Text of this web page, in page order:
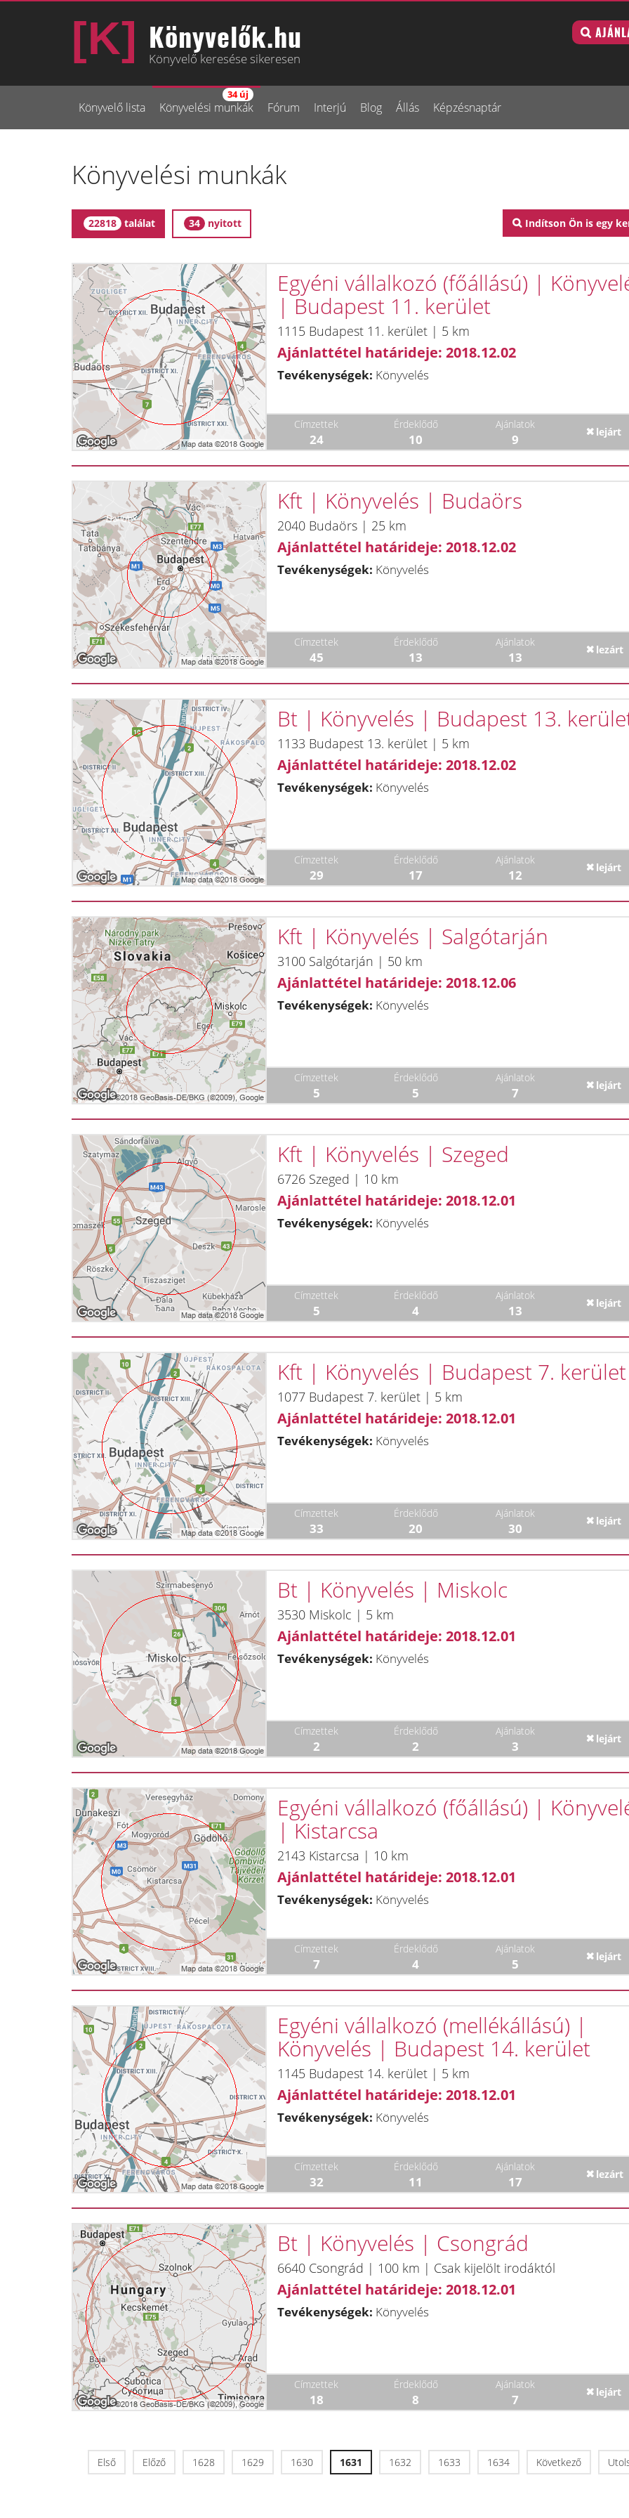
Könyvelők.hu
Könyvelő keresése sikeresen
Könyvelő lista Könyvelési munkák
34 új
Fórum Interjú Blog Állás Képzésnaptár
Könyvelési munkák
22818 találat 34 nyitott Indítson Ön is egy
Egyéni vállalkozó (főállású) |
| Budapest 11. kerület
1115 Budapest 11. kerület | 5 km
Ajánlattétel határideje: 2018.12.02
Tevékenységek: Könyvelés
Címzettek
24
Érdeklődő
10
Ajánlatok
9 lejárt
Kft | Könyvelés | Budaörs
2040 Budaörs | 25 km
Ajánlattétel határideje: 2018.12.02
Tevékenységek: Könyvelés
Címzettek
45
Érdeklődő
13
Ajánlatok
13 lezárt
Bt | Könyvelés | Budapest 13.
1133 Budapest 13. kerület | 5 km
Ajánlattétel határideje: 2018.12.02
Tevékenységek: Könyvelés
Címzettek
29
Érdeklődő
17
Ajánlatok
12 lejárt
Kft | Könyvelés | Salgótarján
3100 Salgótarján | 50 km
Ajánlattétel határideje: 2018.12.06
Tevékenységek: Könyvelés
Címzettek
5
Érdeklődő
5
Ajánlatok
7 lejárt
Kft | Könyvelés | Szeged
6726 Szeged | 10 km
Ajánlattétel határideje: 2018.12.01
Tevékenységek: Könyvelés
Címzettek
5
Érdeklődő
4
Ajánlatok
13 lejárt
Kft | Könyvelés | Budapest 7. kerület
1077 Budapest 7. kerület | 5 km
Ajánlattétel határideje: 2018.12.01
Tevékenységek: Könyvelés
Címzettek
33
Érdeklődő
20
Ajánlatok
30 lejárt
Bt | Könyvelés | Miskolc
3530 Miskolc | 5 km
Ajánlattétel határideje: 2018.12.01
Tevékenységek: Könyvelés
Címzettek
2
Érdeklődő
2
Ajánlatok
3 lejárt
Egyéni vállalkozó (főállású) |
| Kistarcsa
2143 Kistarcsa | 10 km
Ajánlattétel határideje: 2018.12.01
Tevékenységek: Könyvelés
Címzettek
7
Érdeklődő
4
Ajánlatok
5 lejárt
Egyéni vállalkozó (mellékállású) |
Könyvelés | Budapest 14. kerület
1145 Budapest 14. kerület | 5 km
Ajánlattétel határideje: 2018.12.01
Tevékenységek: Könyvelés
Címzettek
32
Érdeklődő
11
Ajánlatok
17 lezárt
Bt | Könyvelés | Csongrád
6640 Csongrád | 100 km | Csak kijelölt irodáktól
Ajánlattétel határideje: 2018.12.01
Tevékenységek: Könyvelés
Címzettek
18
Érdeklődő
8
Ajánlatok
7 lejárt
Első Előző 1628 1629 1630 1631 1632 1633 1634 Következő